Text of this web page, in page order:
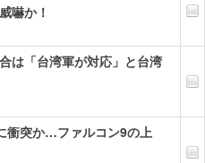
嚇か！
は「台湾軍が対応」と台湾
衝突か…ファルコン9の上